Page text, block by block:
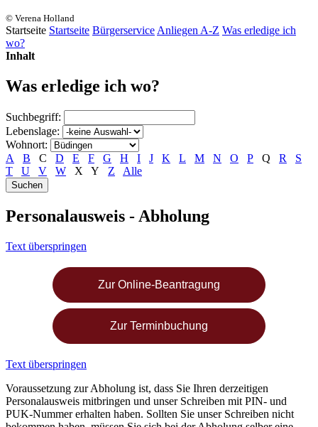
© Verena Holland
Startseite Startseite Bürgerservice Anliegen A-Z Was erledige ich
wo?
Inhalt
Was erledige ich wo?
Suchbegriff:
Lebenslage:
Wohnort:
A
B C D E F G H I J K L M N O P Q R
S
T
U V W X Y Z Alle
Personalausweis - Abholung
Text überspringen
Zur Online-Beantragung
Zur Terminbuchung
Text überspringen
Voraussetzung zur Abholung ist, dass Sie Ihren derzeitigen
Personalausweis mitbringen und unser Schreiben mit PIN- und
PUK-Nummer erhalten haben. Sollten Sie unser Schreiben nicht